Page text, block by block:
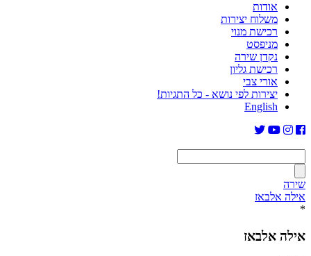
אודות
משלוח יצירות
רכישת מנוי
מניפסט
נקדן שירה
רכישת גליון
אורי צבי
יצירות לפי נושא - כל התגיות!
English
שירה
אילה אלבאז
*
אילה אלבאז